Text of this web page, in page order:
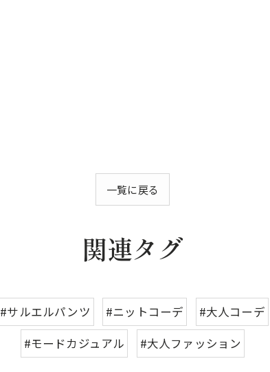
一覧に戻る
関連タグ
#サルエルパンツ #ニットコーデ #大人コーデ
#モードカジュアル
#大人ファッション